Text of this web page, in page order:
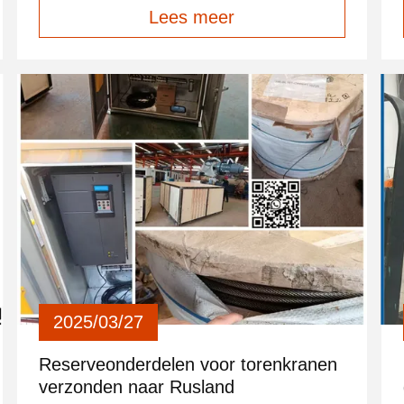
engelen, bouten, motoren, reducers,
mechanismen worden geladen naar Rusland
Lees meer
2025/03/27
Reserveonderdelen voor torenkranen
verzonden naar Rusland